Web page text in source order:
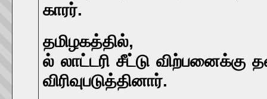
காரர்.
தமிழகத்தில்,
ல் லாட்டரி சீட்டு விற்பனைக்கு
விரிவுபடுத்தினார்.